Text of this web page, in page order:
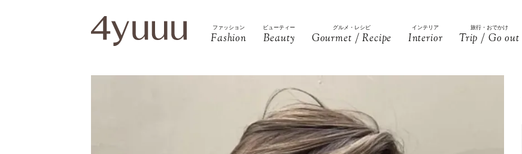
ファッション
Fashion
ビューティー
Beauty
グルメ・レシピ
Gourmet / Recipe
インテリア
Interior
旅行・おでかけ
Trip / Go out